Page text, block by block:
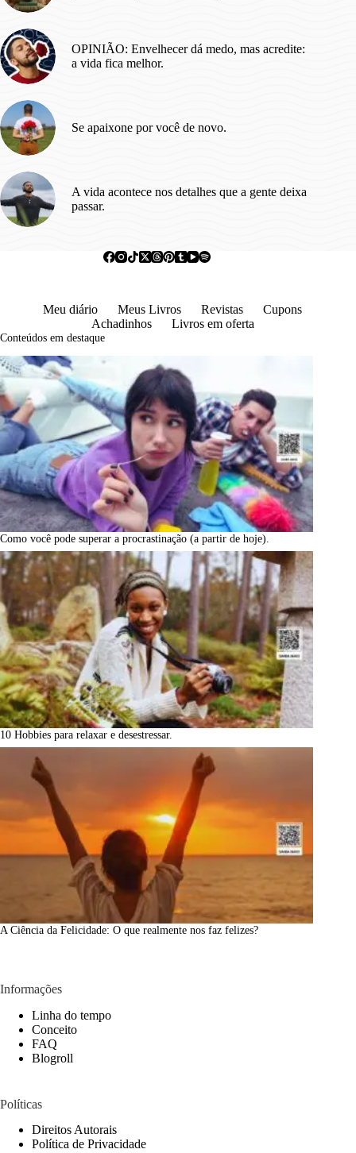
OPINIÃO: Envelhecer dá medo, mas acredite:
a vida fica melhor.
Se apaixone por você de novo.
A vida acontece nos detalhes que a gente deixa
passar.
Meu diário Meus Livros Revistas
Cupons
Achadinhos
Livros em oferta
Conteúdos em destaque
Como você pode superar a procrastinação (a partir de hoje).
10 Hobbies para relaxar e desestressar.
A Ciência da Felicidade: O que realmente nos faz felizes?
Informações
Linha do tempo
Conceito
FAQ
Blogroll
Políticas
Direitos Autorais
Política de Privacidade